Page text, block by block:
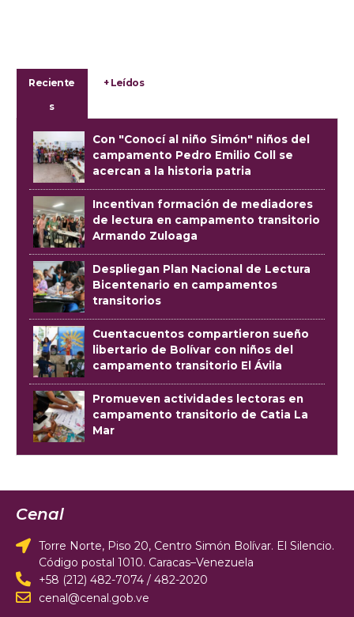
Reciente
s
+ Leídos
Con "Conocí al niño Simón" niños del
campamento Pedro Emilio Coll se
acercan a la historia patria
Incentivan formación de mediadores
de lectura en campamento transitorio
Armando Zuloaga
Despliegan Plan Nacional de Lectura
Bicentenario en campamentos
transitorios
Cuentacuentos compartieron sueño
libertario de Bolívar con niños del
campamento transitorio El Ávila
Promueven actividades lectoras en
campamento transitorio de Catia La
Mar
Cenal
Torre Norte, Piso 20, Centro Simón Bolívar. El Silencio.
Código postal 1010. Caracas–Venezuela
+58 (212) 482-7074 / 482-2020
cenal@cenal.gob.ve